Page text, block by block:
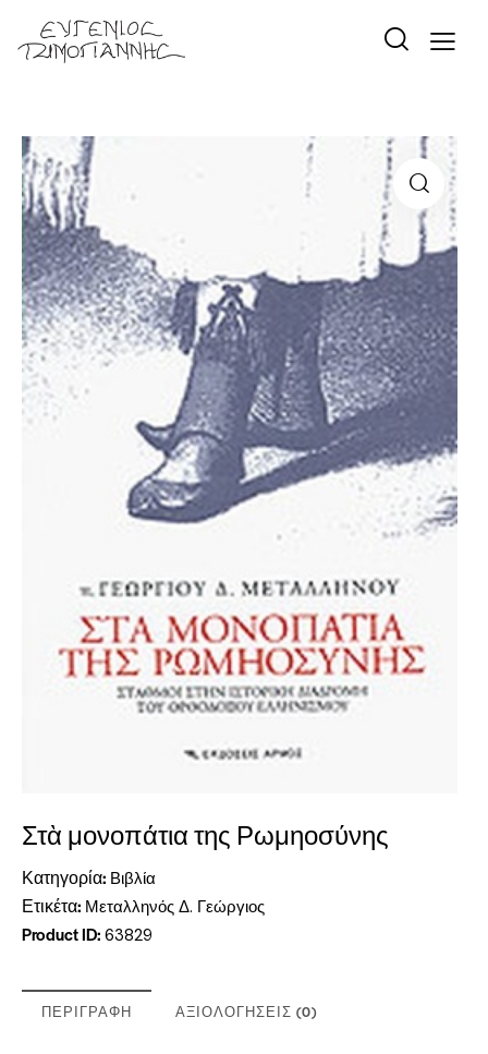
Στὰ μονοπάτια της Ρωμηοσύνης
Κατηγορία: Βιβλία
Ετικέτα: Μεταλληνός Δ. Γεώργιος
Product ID: 63829
ΠΕΡΙΓΡΑΦΉ ΑΞΙΟΛΟΓΉΣΕΙΣ (0)